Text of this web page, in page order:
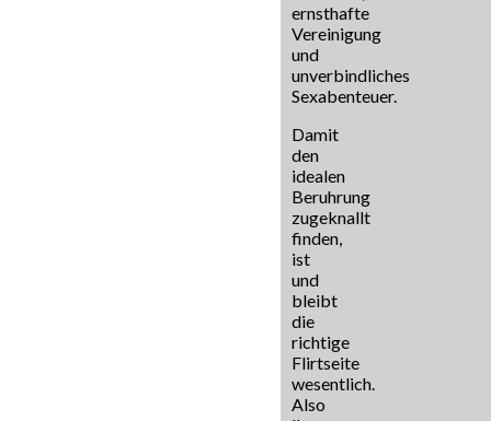
ernsthafte
Vereinigung
und
unverbindliches
Sexabenteuer.
Damit
den
idealen
Beruhrung
zugeknallt
finden,
ist
und
bleibt
die
richtige
Flirtseite
wesentlich.
Also